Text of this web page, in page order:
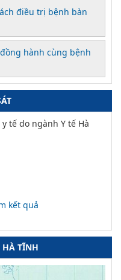
điều trị bệnh bàn
hành cùng bệnh
tế do ngành Y tế Hà
kết quả
TĨNH